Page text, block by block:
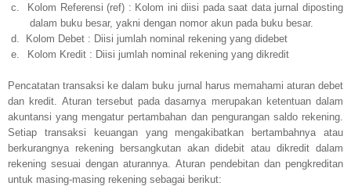
c.
Kolom Referensi (ref) : Kolom ini diisi pada saat data jurnal diposting
dalam buku besar, yakni dengan nomor akun pada buku besar.
d.
Kolom Debet : Diisi jumlah nominal rekening yang didebet
e.
Kolom Kredit : Diisi jumlah nominal rekening yang dikredit
Pencatatan transaksi ke dalam buku jurnal harus memahami aturan debet
dan kredit. Aturan tersebut pada dasarnya merupakan ketentuan dalam
akuntansi yang mengatur pertambahan dan pengurangan saldo rekening.
Setiap transaksi keuangan yang mengakibatkan bertambahnya atau
berkurangnya rekening bersangkutan akan didebit atau dikredit dalam
rekening sesuai dengan aturannya. Aturan pendebitan dan pengkreditan
untuk masing-masing rekening sebagai berikut: